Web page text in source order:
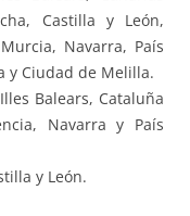
Castilla y León,
Navarra, País
y Ciudad de Melilla.
Balears, Cataluña
Navarra y País
y León.